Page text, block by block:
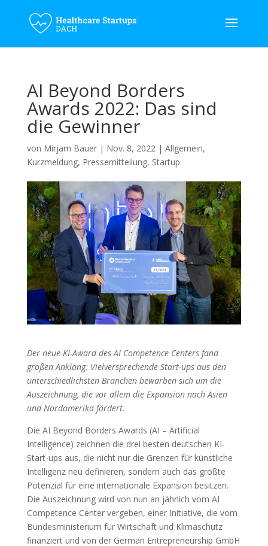
AI Beyond Borders
Awards 2022: Das sind
die Gewinner
von Mirjam Bauer| Nov. 8, 2022| Allgemein,
Kurzmeldung, Pressemitteilung, Startup
Der neue KI-Award des AI Competence Centers fand
großen Anklang: Vielversprechende Start-ups aus den
unterschiedlichsten Branchen bewarben sich um die
Auszeichnung, die vor allem die Expansion nach Asien
und Nordamerika fördert.
Die AI Beyond Borders Awards (AI – Artificial
Intelligence) zeichnen die drei besten deutschen KI-
Start-ups aus, die nicht nur die Grenzen für künstliche
Intelligenz neu definieren, sondern auch das größte
Potenzial für eine internationale Expansion besitzen.
Die Auszeichnung wird von nun an jährlich vom AI
Competence Center vergeben, einer Initiative, die vom
Bundesministerium für Wirtschaft und Klimaschutz
finanziert und von der German Entrepreneurship GmbH